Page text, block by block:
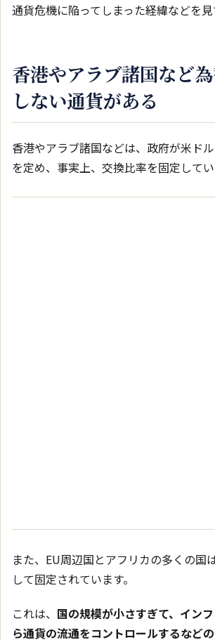
通貨危機に陥ってしまった経緯などを見
香港やアラブ諸国など
しない通貨がある
香港やアラブ諸国などは、政府が米ド
を定め、事実上、交換比率を固定してい
また、EU周辺国とアフリカの多くの国
して固定されています。
これは、 国の規模が小さすぎて、イン
ら通貨の流通をコントロールするなど